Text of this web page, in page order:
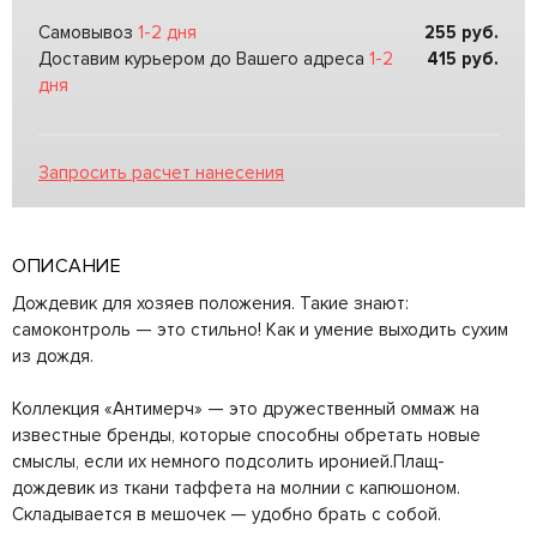
Самовывоз 1-2 дня 255 руб.
Доставим курьером до Вашего адреса 1-2
дня
415 руб.
Запросить расчет нанесения
ОПИСАНИЕ
Дождевик для хозяев положения. Такие знают:
самоконтроль — это стильно! Как и умение выходить сухим
из дождя.
Коллекция «Антимерч» — это дружественный оммаж на
известные бренды, которые способны обретать новые
смыслы, если их немного подсолить иронией.Плащ-
дождевик из ткани таффета на молнии с капюшоном.
Складывается в мешочек — удобно брать с собой.